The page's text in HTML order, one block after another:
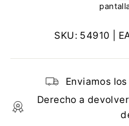
SKU: 54910 |
Enviamos
Derecho a